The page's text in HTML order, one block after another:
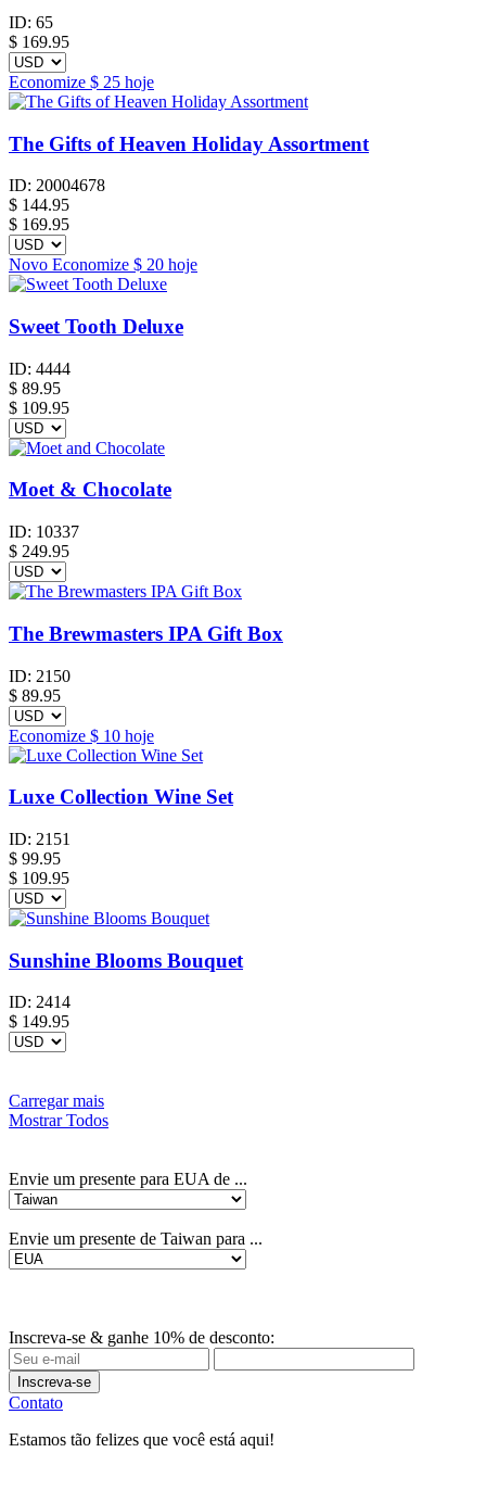
ID: 65
$ 169.95
Economize $ 25 hoje
The Gifts of Heaven Holiday Assortment
ID: 20004678
$ 144.95
$ 169.95
Novo Economize $ 20 hoje
Sweet Tooth Deluxe
ID: 4444
$ 89.95
$ 109.95
Moet & Chocolate
ID: 10337
$ 249.95
The Brewmasters IPA Gift Box
ID: 2150
$ 89.95
Economize $ 10 hoje
Luxe Collection Wine Set
ID: 2151
$ 99.95
$ 109.95
Sunshine Blooms Bouquet
ID: 2414
$ 149.95
Carregar mais
Mostrar Todos
Envie um presente para EUA de ...
Envie um presente de Taiwan para ...
Inscreva-se & ganhe 10% de desconto:
Inscreva-se
Contato
Estamos tão felizes que você está aqui!